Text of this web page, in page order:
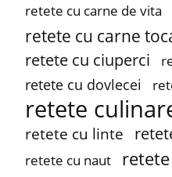
retete cu carne de vita
retete cu carne
retete cu ciuperci
retete cu dovlecei
retete
retete cu linte
retete cu naut